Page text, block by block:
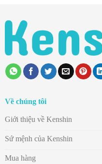
Về chúng tôi
Giới thiệu về Kenshin
Sứ mệnh của Kenshin
Mua hàng